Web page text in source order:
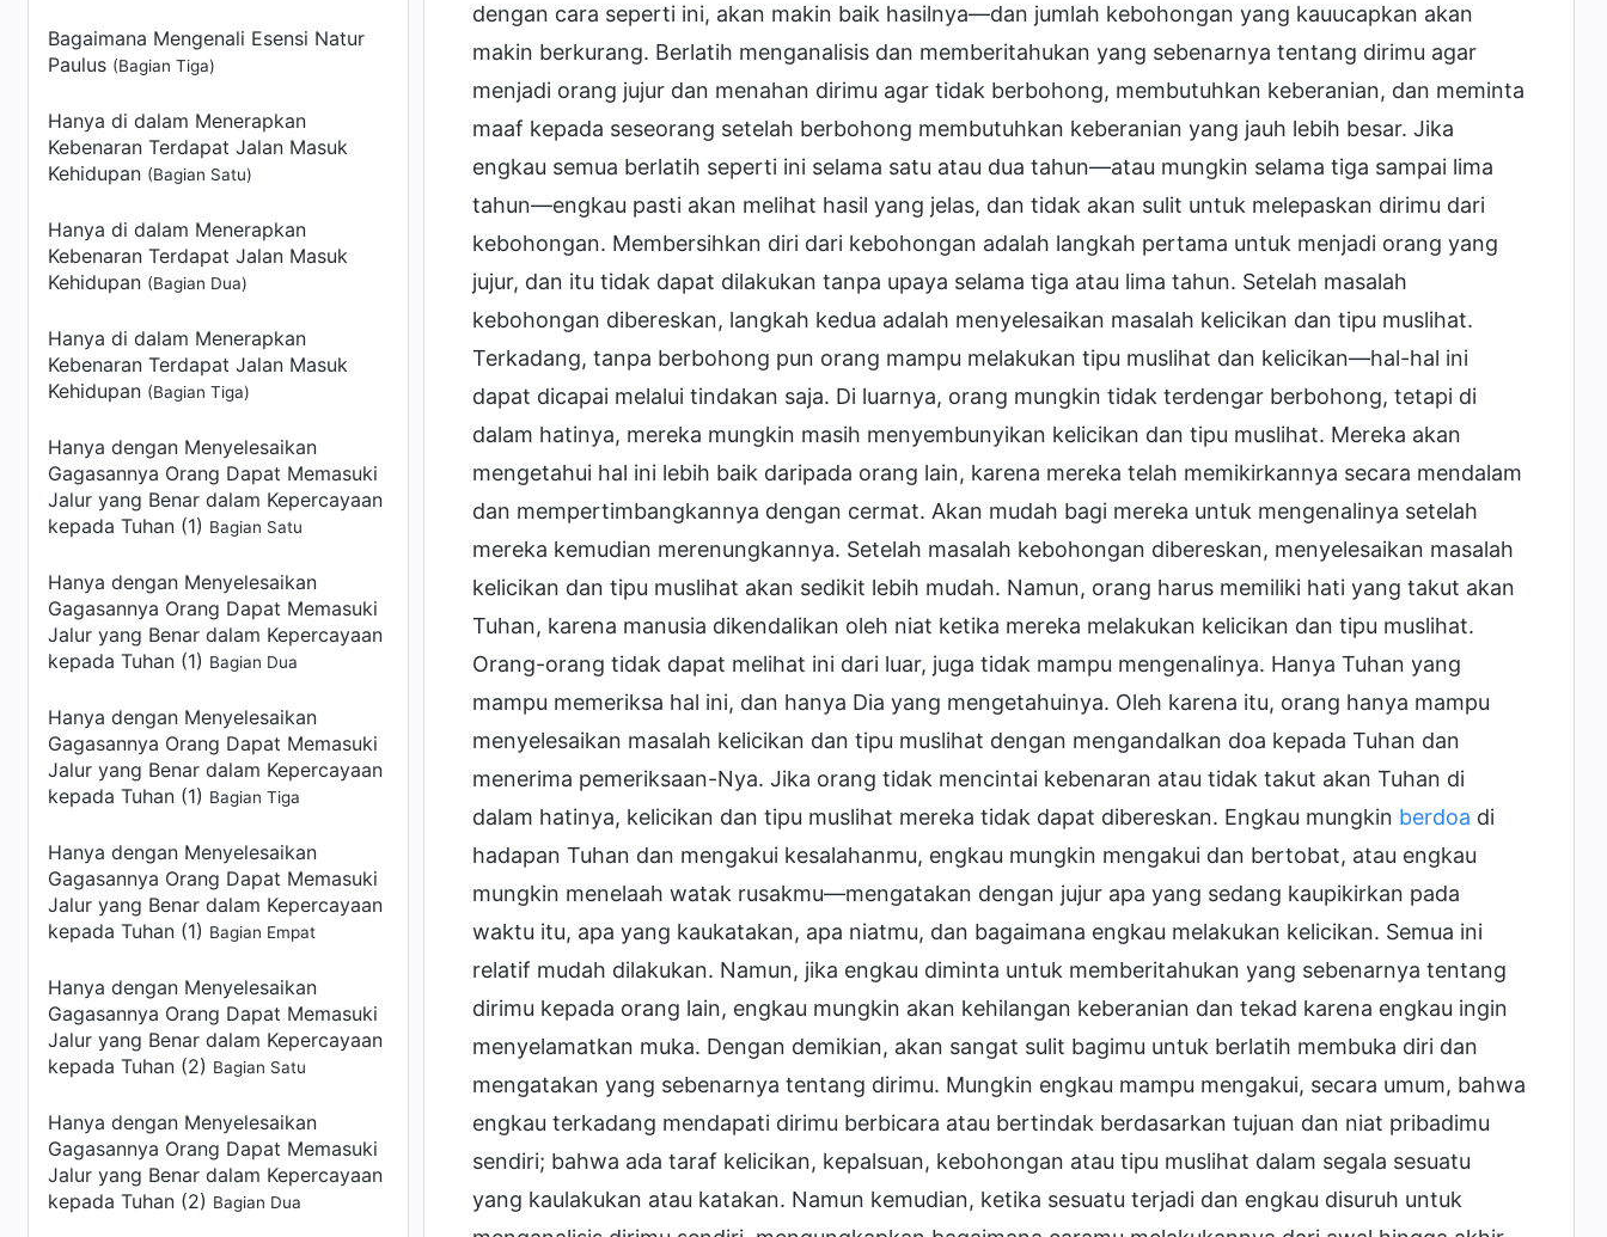
Bagaimana Mengenali Esensi Natur
Paulus (Bagian Tiga)
Hanya di dalam Menerapkan
Kebenaran Terdapat Jalan Masuk
Kehidupan (Bagian Satu)
Hanya di dalam Menerapkan
Kebenaran Terdapat Jalan Masuk
Kehidupan (Bagian Dua)
Hanya di dalam Menerapkan
Kebenaran Terdapat Jalan Masuk
Kehidupan (Bagian Tiga)
Hanya dengan Menyelesaikan
Gagasannya Orang Dapat Memasuki
Jalur yang Benar dalam Kepercayaan
kepada Tuhan (1) Bagian Satu
Hanya dengan Menyelesaikan
Gagasannya Orang Dapat Memasuki
Jalur yang Benar dalam Kepercayaan
kepada Tuhan (1) Bagian Dua
Hanya dengan Menyelesaikan
Gagasannya Orang Dapat Memasuki
Jalur yang Benar dalam Kepercayaan
kepada Tuhan (1) Bagian Tiga
Hanya dengan Menyelesaikan
Gagasannya Orang Dapat Memasuki
Jalur yang Benar dalam Kepercayaan
kepada Tuhan (1) Bagian Empat
Hanya dengan Menyelesaikan
Gagasannya Orang Dapat Memasuki
Jalur yang Benar dalam Kepercayaan
kepada Tuhan (2) Bagian Satu
Hanya dengan Menyelesaikan
Gagasannya Orang Dapat Memasuki
Jalur yang Benar dalam Kepercayaan
kepada Tuhan (2) Bagian Dua
dengan cara seperti ini, akan makin baik hasilnya—dan jumlah kebohongan yang kauucapkan akan
makin berkurang. Berlatih menganalisis dan memberitahukan yang sebenarnya tentang dirimu agar
menjadi orang jujur dan menahan dirimu agar tidak berbohong, membutuhkan keberanian, dan meminta
maaf kepada seseorang setelah berbohong membutuhkan keberanian yang jauh lebih besar. Jika
engkau semua berlatih seperti ini selama satu atau dua tahun—atau mungkin selama tiga sampai lima
tahun—engkau pasti akan melihat hasil yang jelas, dan tidak akan sulit untuk melepaskan dirimu dari
kebohongan. Membersihkan diri dari kebohongan adalah langkah pertama untuk menjadi orang yang
jujur, dan itu tidak dapat dilakukan tanpa upaya selama tiga atau lima tahun. Setelah masalah
kebohongan dibereskan, langkah kedua adalah menyelesaikan masalah kelicikan dan tipu muslihat.
Terkadang, tanpa berbohong pun orang mampu melakukan tipu muslihat dan kelicikan—hal-hal ini
dapat dicapai melalui tindakan saja. Di luarnya, orang mungkin tidak terdengar berbohong, tetapi di
dalam hatinya, mereka mungkin masih menyembunyikan kelicikan dan tipu muslihat. Mereka akan
mengetahui hal ini lebih baik daripada orang lain, karena mereka telah memikirkannya secara mendalam
dan mempertimbangkannya dengan cermat. Akan mudah bagi mereka untuk mengenalinya setelah
mereka kemudian merenungkannya. Setelah masalah kebohongan dibereskan, menyelesaikan masalah
kelicikan dan tipu muslihat akan sedikit lebih mudah. Namun, orang harus memiliki hati yang takut akan
Tuhan, karena manusia dikendalikan oleh niat ketika mereka melakukan kelicikan dan tipu muslihat.
Orang-orang tidak dapat melihat ini dari luar, juga tidak mampu mengenalinya. Hanya Tuhan yang
mampu memeriksa hal ini, dan hanya Dia yang mengetahuinya. Oleh karena itu, orang hanya mampu
menyelesaikan masalah kelicikan dan tipu muslihat dengan mengandalkan doa kepada Tuhan dan
menerima pemeriksaan-Nya. Jika orang tidak mencintai kebenaran atau tidak takut akan Tuhan di
dalam hatinya, kelicikan dan tipu muslihat mereka tidak dapat dibereskan. Engkau mungkin berdoa di
hadapan Tuhan dan mengakui kesalahanmu, engkau mungkin mengakui dan bertobat, atau engkau
mungkin menelaah watak rusakmu—mengatakan dengan jujur apa yang sedang kaupikirkan pada
waktu itu, apa yang kaukatakan, apa niatmu, dan bagaimana engkau melakukan kelicikan. Semua ini
relatif mudah dilakukan. Namun, jika engkau diminta untuk memberitahukan yang sebenarnya tentang
dirimu kepada orang lain, engkau mungkin akan kehilangan keberanian dan tekad karena engkau ingin
menyelamatkan muka. Dengan demikian, akan sangat sulit bagimu untuk berlatih membuka diri dan
mengatakan yang sebenarnya tentang dirimu. Mungkin engkau mampu mengakui, secara umum, bahwa
engkau terkadang mendapati dirimu berbicara atau bertindak berdasarkan tujuan dan niat pribadimu
sendiri; bahwa ada taraf kelicikan, kepalsuan, kebohongan atau tipu muslihat dalam segala sesuatu
yang kaulakukan atau katakan. Namun kemudian, ketika sesuatu terjadi dan engkau disuruh untuk